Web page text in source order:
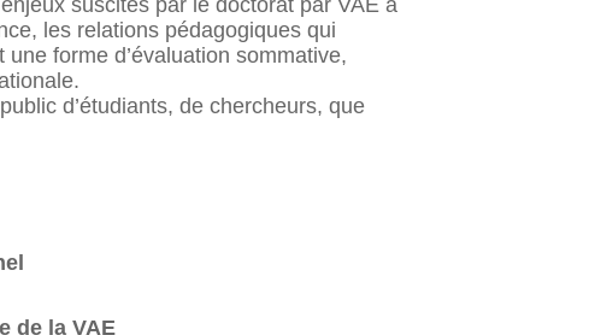
suscités par le doctorat par VAE à
les relations pédagogiques qui
forme d’évaluation sommative,
d’étudiants, de chercheurs, que
de la VAE